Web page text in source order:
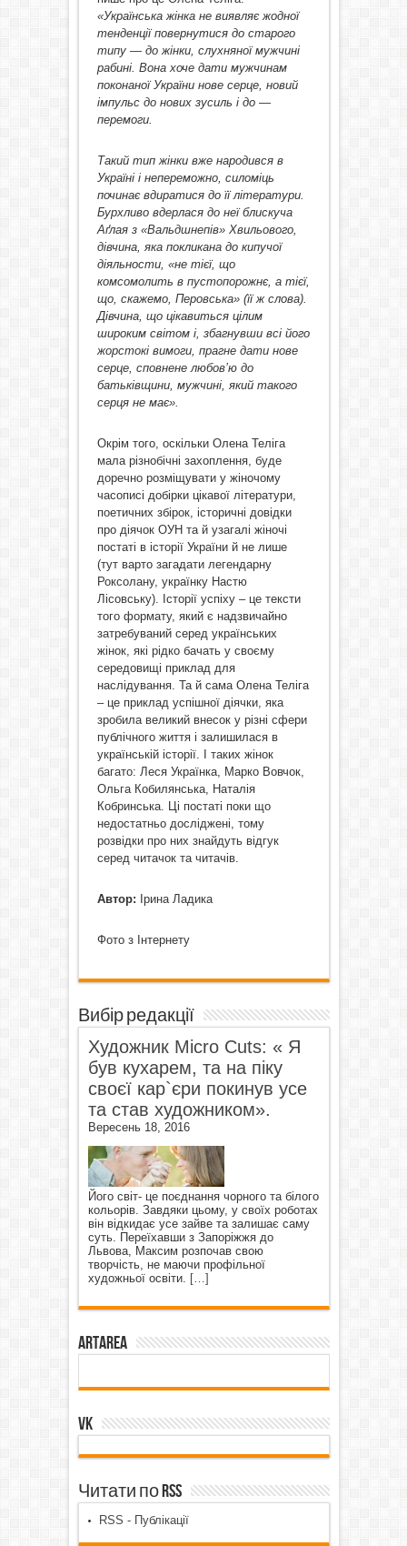
«Українська жінка не виявляє жодної
тенденції повернутися до старого
типу — до жінки, слухняної мужчині
рабині. Вона хоче дати мужчинам
поконаної України нове серце, новий
імпульс до нових зусиль і до —
перемоги.
Такий тип жінки вже народився в
Україні і непереможно, силоміць
починає вдиратися до її літератури.
Бурхливо вдерлася до неї блискуча
Аґлая з «Вальдшнепів» Хвильового,
дівчина, яка покликана до кипучої
діяльности, «не тієї, що
комсомолить в пустопорожнє, а тієї,
що, скажемо, Перовська» (її ж слова).
Дівчина, що цікавиться цілим
широким світом і, збагнувши всі його
жорстокі вимоги, прагне дати нове
серце, сповнене любов’ю до
батьківщини, мужчині, який такого
серця немає».
Окрім того, оскільки Олена Теліга
мала різнобічні захоплення, буде
доречно розміщувати у жіночому
часописі добірки цікавої літератури,
поетичних збірок, історичні довідки
про діячок ОУН та й узагалі жіночі
постаті в історії України й не лише
(тут варто загадати легендарну
Роксолану, українку Настю
Лісовську). Історії успіху – це тексти
того формату, який є надзвичайно
затребуваний серед українських
жінок, які рідко бачать у своєму
середовищі приклад для
наслідування. Та й сама Олена Теліга
– це приклад успішної діячки, яка
зробила великий внесок у різні сфери
публічного життя і залишилася в
українській історії. І таких жінок
багато: Леся Українка, Марко Вовчок,
Ольга Кобилянська, Наталія
Кобринська. Ці постаті поки що
недостатньо досліджені, тому
розвідки про них знайдуть відгук
серед читачок та читачів.
Автор: Ірина Ладика
Фото з Інтернету
Вибір редакції
Художник Micro Cuts: « Я
був кухарем, та на піку
своєї кар`єри покинув усе
та став художником».
Вересень 18, 2016
Його світ- це поєднання чорного та білого
кольорів. Завдяки цьому, у своїх роботах
він відкидає усе зайве та залишає саму
суть. Переїхавши з Запоріжжя до
Львова, Максим розпочав свою
творчість, не маючи профільної
художньої освіти.
[…]
ArtArea
VK
Читати по RSS
RSS - Публікації